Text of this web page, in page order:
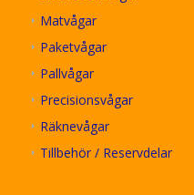
Matvågar
Paketvågar
Pallvågar
Precisionsvågar
Räknevågar
Tillbehör / Reservdelar